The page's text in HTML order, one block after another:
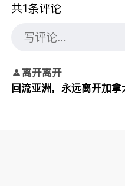
共1条评论
离开离开
回流亚洲，永远离开加拿